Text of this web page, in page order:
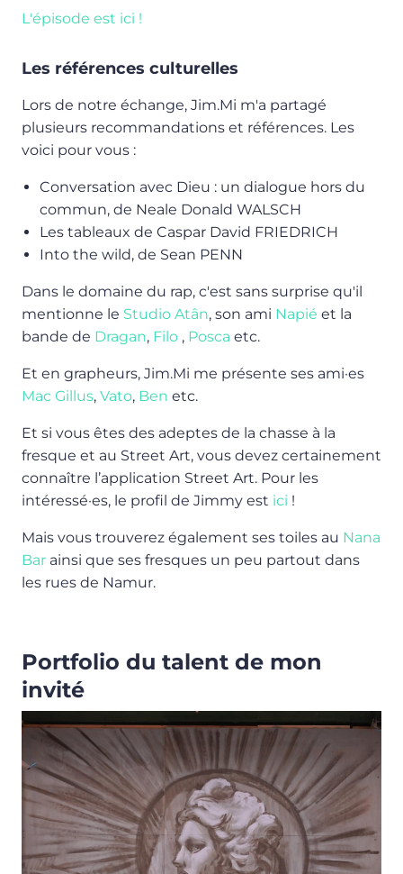
L'épisode est ici !
Les références culturelles
Lors de notre échange, Jim.Mi m'a partagé
plusieurs recommandations et références. Les
voici pour vous :
Conversation avec Dieu : un dialogue hors du
commun, de Neale Donald WALSCH
Les tableaux de Caspar David FRIEDRICH
Into the wild, de Sean PENN
Dans le domaine du rap, c'est sans surprise qu'il
mentionne le Studio Atân, son ami Napié et la
bande de Dragan, Filo , Posca etc.
Et en grapheurs, Jim.Mi me présente ses ami·es
Mac Gillus, Vato, Ben etc.
Et si vous êtes des adeptes de la chasse à la
fresque et au Street Art, vous devez certainement
connaître l’application Street Art. Pour les
intéressé·es, le profil de Jimmy est ici !
Mais vous trouverez également ses toiles au Nana
Bar ainsi que ses fresques un peu partout dans
les rues de Namur.
Portfolio du talent de mon
invité